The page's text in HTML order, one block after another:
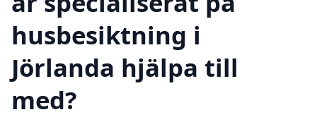
husbesiktning i
Jörlanda hjälpa till
med?